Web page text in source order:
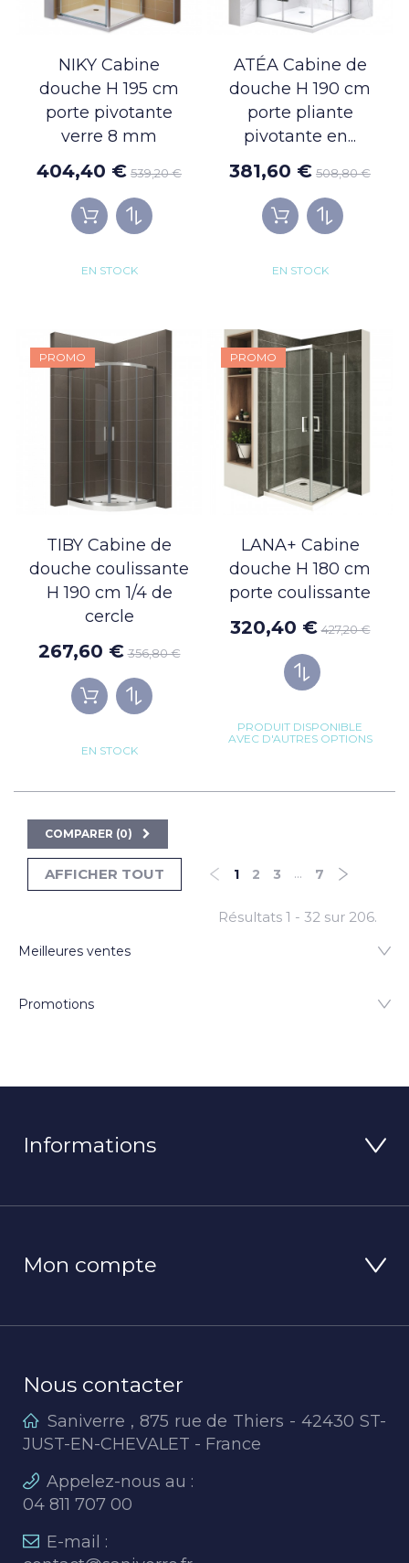
NIKY Cabine
douche H 195 cm
porte pivotante
verre 8 mm
404,40 € 539,20 €
EN STOCK
ATÉA Cabine de
douche H 190 cm
porte pliante
pivotante en...
381,60 € 508,80 €
EN STOCK
PROMO
TIBY Cabine de
douche coulissante
H 190 cm 1/4 de
cercle
267,60 € 356,80 €
EN STOCK
PROMO
LANA+ Cabine
douche H 180 cm
porte coulissante
320,40 € 427,20 €
PRODUIT DISPONIBLE
AVEC D'AUTRES OPTIONS
COMPARER (0)
AFFICHER TOUT 1 2 3 ... 7
Résultats 1 - 32 sur 206.
Meilleures ventes
Promotions
Informations
Mon compte
Nous contacter
Saniverre , 875 rue de Thiers - 42430 ST-
JUST-EN-CHEVALET - France
Appelez-nous au :
04 811 707 00
E-mail :